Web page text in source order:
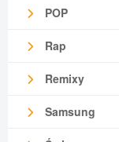
POP
Rap
Remixy
Samsung